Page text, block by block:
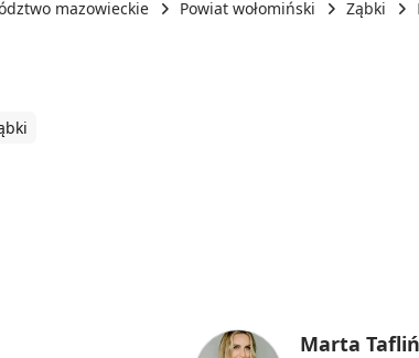
mazowieckie Powiat wołomiński Ząbki
Marta